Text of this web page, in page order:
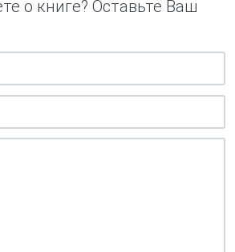
о книге? Оставьте Ваш